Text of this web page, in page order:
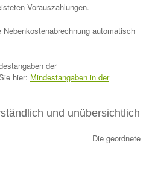
Vorauszahlungen.
automatisch
der
hier: Mindestangaben in der
und unübersichtlich
Die geordnete